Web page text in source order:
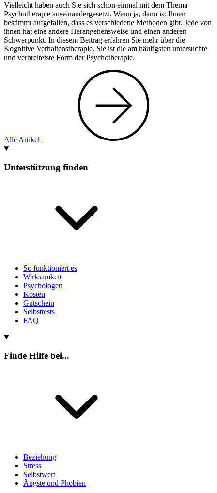
Vielleicht haben auch Sie sich schon einmal mit dem Thema
Psychotherapie auseinandergesetzt. Wenn ja, dann ist Ihnen
bestimmt aufgefallen, dass es verschiedene Methoden gibt. Jede von
ihnen hat eine andere Herangehensweise und einen anderen
Schwerpunkt. In diesem Beitrag erfahren Sie mehr über die
Kognitive Verhaltenstherapie. Sie ist die am häufigsten untersuchte
und verbreitetste Form der Psychotherapie.
Alle Artikel
Unterstützung finden
So funktioniert es
Wirksamkeit
Psychologen
Kosten
Gutschein
Selbsttests
FAQ
Finde Hilfe bei...
Beziehung
Stress
Selbstwert
Ängste und Phobien